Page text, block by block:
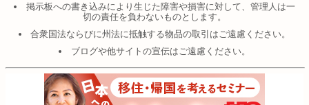
掲示板への書き込みにより生じた障害や損害に対して、管理人は一
切の責任を負わないものとします。
合衆国法ならびに州法に抵触する物品の取引はご遠慮ください。
ブログや他サイトの宣伝はご遠慮ください。